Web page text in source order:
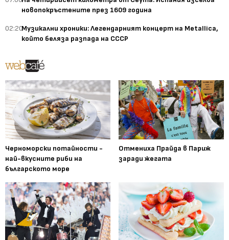
новопокръстените през 1609 година
02:20Музикални хроники: Легендарният концерт на Metallica,
който беляза разпада на СССР
Черноморски потайности -
най-вкусните риби на
българското море
Отмениха Прайда в Париж
заради жегата